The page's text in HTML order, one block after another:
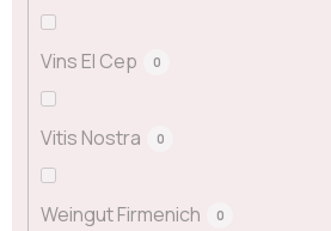
Vins El Cep 0
Vitis Nostra 0
Weingut Firmenich 0